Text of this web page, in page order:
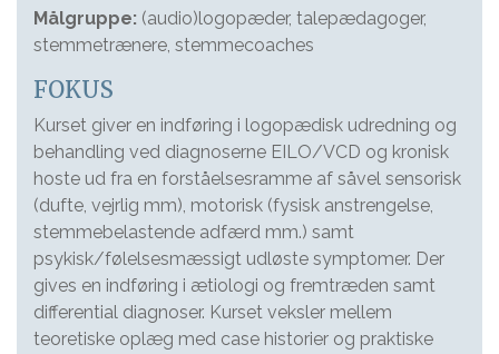
Målgruppe: (audio)logopæder, talepædagoger,
stemmetrænere, stemmecoaches
FOKUS
Kurset giver en indføring i logopædisk udredning og
behandling ved diagnoserne EILO/VCD og kronisk
hoste ud fra en forståelsesramme af såvel sensorisk
(dufte, vejrlig mm), motorisk (fysisk anstrengelse,
stemmebelastende adfærd mm.) samt
psykisk/følelsesmæssigt udløste symptomer. Der
gives en indføring i ætiologi og fremtræden samt
differential diagnoser. Kurset veksler mellem
teoretiske oplæg med case historier og praktiske